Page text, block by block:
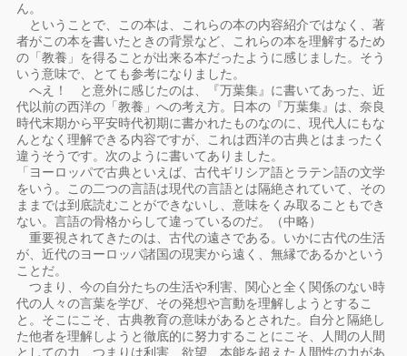
ん。
ということで、この本は、これらの本の内容紹介ではなく、著
者がこの本を書いたときの背景など、これらの本を理解するため
の「教養」を得ることが出来る本だったように感じました。そう
いう意味で、とても参考になりました。
へえ！ と意外に感じたのは、『万葉集』に書いてあった、近
代以前の西洋の「教養」への考え方。日本の『万葉集』は、奈良
時代末期から平安時代初期に書かれたものなのに、現代人にもな
んとなく理解できる内容ですが、これは西洋の古典とはまったく
違うそうです。次のように書いてありました。
「ヨーロッパで古典といえば、古代ギリシア語とラテン語の文学
をいう。この二つの言語は現代の言語とは隔絶されていて、その
ままでは到底読むことができないし、意味をくみ取ることもでき
ない。言語の骨格からして違っているのだ。（中略）
重要視されてきたのは、古代の遠さである。いかに古代の生活
が、近代のヨーロッパ諸国の現実から遠く、無縁であるかという
ことだ。
つまり、今の自分たちの生活や利害、関心と全く関係のない時
代の人々の言葉を学び、その発想や言動を理解しようとするこ
と。そこにこそ、古典教育の意味があるとされた。自分と隔絶し
た他者を理解しようと徹底的に努力することにこそ、人間の人間
としての力、つまりは利害、欲望、本能を超えた人間性の力があ